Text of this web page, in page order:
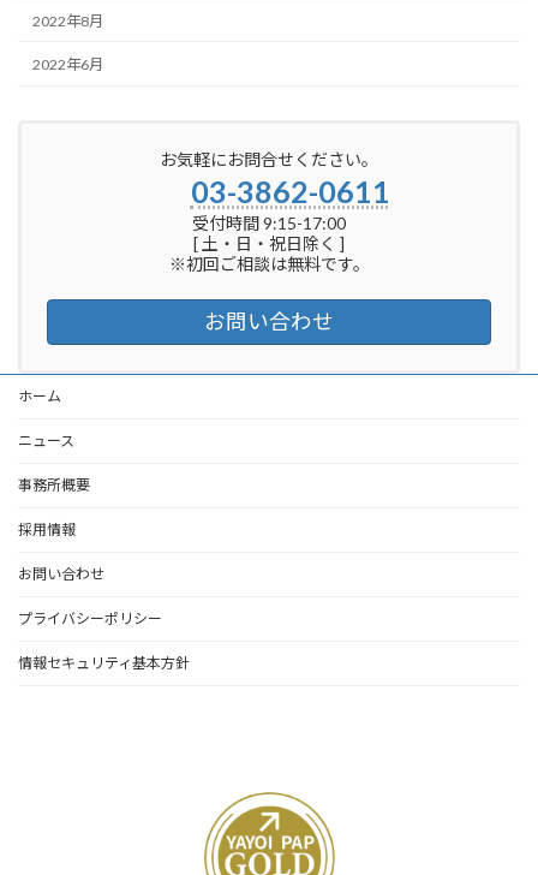
2022年8月
2022年6月
お気軽にお問合せください。
03-3862-0611
受付時間 9:15-17:00
[ 土・日・祝日除く ]
※初回ご相談は無料です。
お問い合わせ
ホーム
ニュース
事務所概要
採用情報
お問い合わせ
プライバシーポリシー
情報セキュリティ基本方針